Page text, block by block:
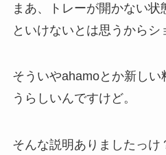
まあ、トレーが開かない
といけないとは思うからシ
そういやahamoとか新し
うらしいんですけど。
そんな説明ありましたっけ